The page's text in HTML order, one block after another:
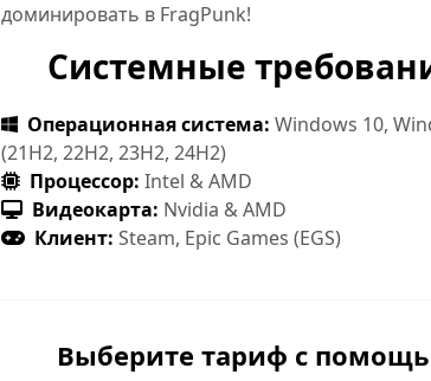
доминировать в FragPunk!
Системные
Операционная система: Windows 10,
(21H2, 22H2, 23H2, 24H2)
Процессор: Intel & AMD
Видеокарта: Nvidia & AMD
Клиент: Steam, Epic Games (EGS)
Выберите тариф с